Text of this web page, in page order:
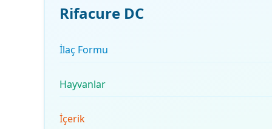
Rifacure DC
İlaç Formu
Hayvanlar
İçerik